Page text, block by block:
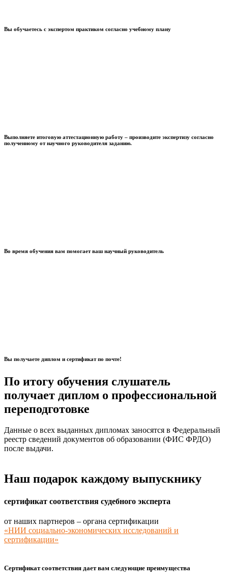
Вы обучаетесь с экспертом практиком согласно учебному плану
Выполняете итоговую аттестационную работу – производите экспертизу согласно
полученному от научного руководителя заданию.
Во время обучения вам помогает ваш научный руководитель
Вы получаете диплом и сертификат по почте!
По итогу обучения слушатель
получает диплом о профессиональной
переподготовке
Данные о всех выданных дипломах заносятся в Федеральный
реестр сведений документов об образовании (ФИС ФРДО)
после выдачи.
Наш подарок каждому выпускнику
сертификат соответствия судебного эксперта
от наших партнеров – органа сертификации
«НИИ социально-экономических исследований и
сертификации»
Сертификат соответствия дает вам следующие преимущества